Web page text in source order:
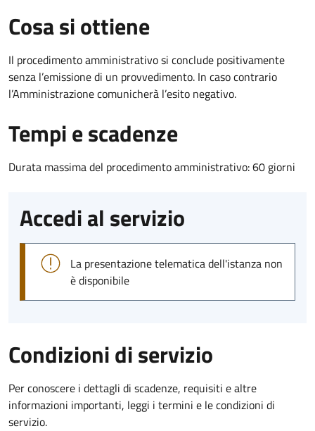
Cosa si ottiene
Il procedimento amministrativo si conclude positivamente
senza l’emissione di un provvedimento. In caso contrario
l’Amministrazione comunicherà l’esito negativo.
Tempi e scadenze
Durata massima del procedimento amministrativo: 60 giorni
Accedi al servizio
La presentazione telematica dell'istanza non
è disponibile
Condizioni di servizio
Per conoscere i dettagli di scadenze, requisiti e altre
informazioni importanti, leggi i termini e le condizioni di
servizio.